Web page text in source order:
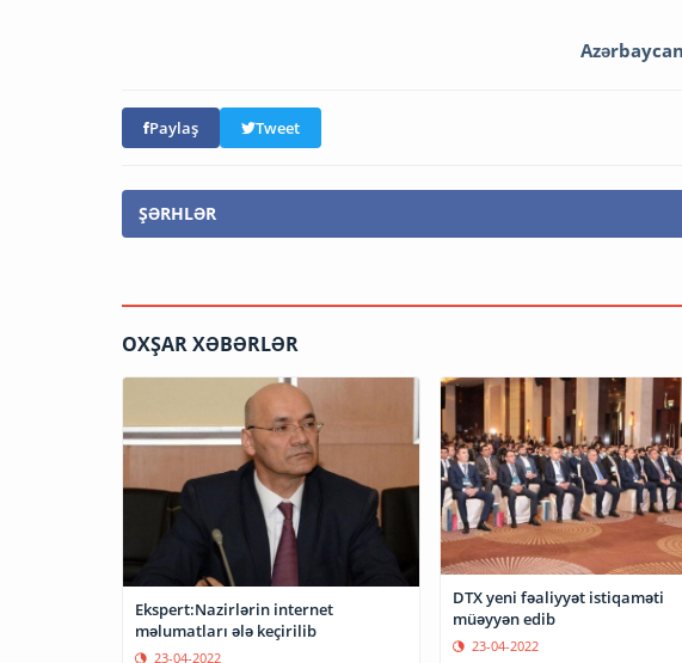
Paylaş Tweet
ŞƏRHLƏR
OXŞAR XƏBƏRLƏR
Ekspert:Nazirlərin internet
məlumatları ələ keçirilib
23-04-2022
DTX yeni fəaliyyət istiqaməti
müəyyən edib
23-04-2022